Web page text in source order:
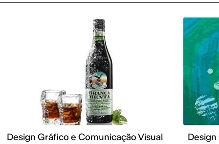
Design Gráfico e Comunicação Visual